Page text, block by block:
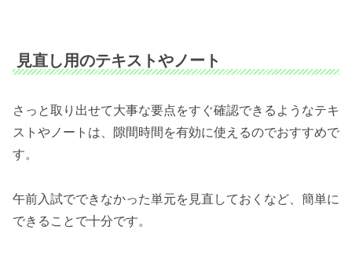
見直し用のテキストやノート
さっと取り出せて大事な要点をすぐ確認できるようなテキ
ストやノートは、隙間時間を有効に使えるのでおすすめで
す。
午前入試でできなかった単元を見直しておくなど、簡単に
できることで十分です。